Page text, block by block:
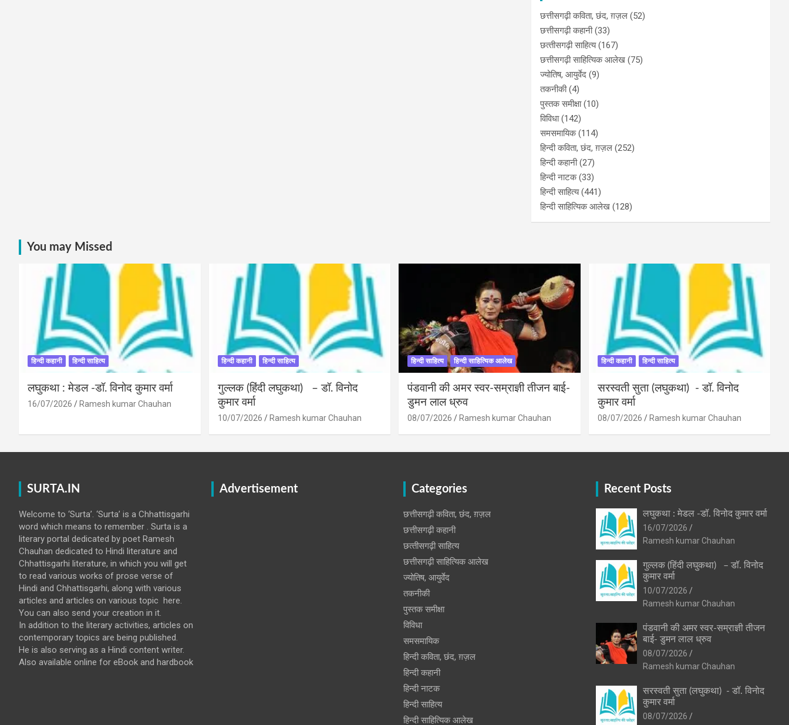
छत्तीसगढ़ी कविता, छंद, ग़ज़ल (52)
छत्तीसगढ़ी कहानी(33)
छत्‍तीसगढ़ी साहित्‍य(167)
छत्तीसगढ़ी साहित्यिक आलेख (75)
ज्योतिष, आयुर्वेद (9)
तकनीकी(4)
पुस्‍तक समीक्षा(10)
विविधा(142)
समसमायिक(114)
हिन्दी कविता, छंद, ग़ज़ल (252)
हिन्दी कहानी(27)
हिन्‍दी नाटक(33)
हिन्दी साहित्य(441)
हिन्दी साहित्यिक आलेख (128)
You may Missed
हिन्दी कहानी हिन्दी साहित्य
लघुकथा : मेडल -डॉ. विनोद कुमार वर्मा
16/07/2026 Ramesh kumar Chauhan
हिन्दी कहानी हिन्दी साहित्य
गुल्लक (हिंदी लघुकथा) – डॉ. विनोद
कुमार वर्मा
10/07/2026 Ramesh kumar Chauhan
हिन्दी साहित्य हिन्दी साहित्यिक आलेख
पंडवानी की अमर स्वर-सम्राज्ञी तीजन बाई-
डुमन लाल ध्रुव
08/07/2026 Ramesh kumar Chauhan
हिन्दी कहानी हिन्दी साहित्य
सरस्वती सुता (लघुकथा) ​- डॉ. विनोद
कुमार वर्मा
08/07/2026 Ramesh kumar Chauhan
SURTA.IN
Welcome to ‘Surta’. ‘Surta’ is a Chhattisgarhi
word which means to remember . Surta is a
literary portal dedicated by poet Ramesh
Chauhan dedicated to Hindi literature and
Chhattisgarhi literature, in which you will get
to read various works of prose verse of
Hindi and Chhattisgarhi, along with various
articles and articles on various topic here.
You can also send your creation in it.
In addition to the literary activities, articles on
contemporary topics are being published.
He is also serving as a Hindi content writer.
Also available online for eBook and hardbook
Advertisement Categories
छत्तीसगढ़ी कविता, छंद, ग़ज़ल
छत्तीसगढ़ी कहानी
छत्‍तीसगढ़ी साहित्‍य
छत्तीसगढ़ी साहित्यिक आलेख
ज्योतिष, आयुर्वेद
तकनीकी
पुस्‍तक समीक्षा
विविधा
समसमायिक
हिन्दी कविता, छंद, ग़ज़ल
हिन्दी कहानी
हिन्‍दी नाटक
हिन्दी साहित्य
हिन्दी साहित्यिक आलेख
Recent Posts
लघुकथा : मेडल -डॉ. विनोद कुमार वर्मा
16/07/2026
Ramesh kumar Chauhan
गुल्लक (हिंदी लघुकथा) – डॉ. विनोद
कुमार वर्मा
10/07/2026
Ramesh kumar Chauhan
पंडवानी की अमर स्वर-सम्राज्ञी तीजन
बाई- डुमन लाल ध्रुव
08/07/2026
Ramesh kumar Chauhan
सरस्वती सुता (लघुकथा) ​- डॉ. विनोद
कुमार वर्मा
08/07/2026